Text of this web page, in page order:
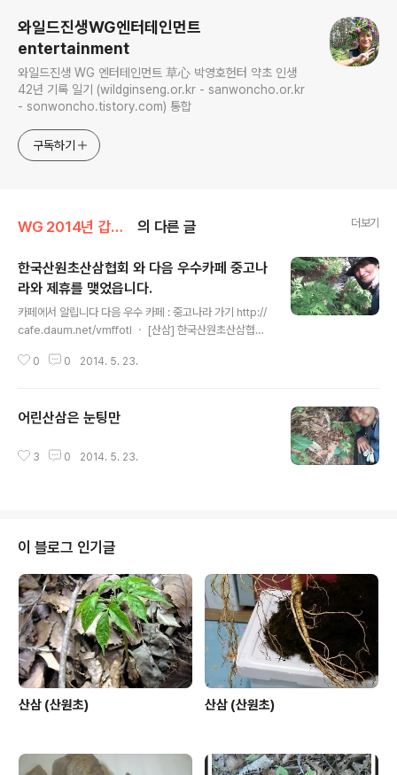
와일드진생WG엔터테인먼트
entertainment
와일드진생 WG 엔터테인먼트 草心 박영호헌터 약초 인생
42년 기록 일기 (wildginseng.or.kr - sanwoncho.or.kr
- sonwoncho.tistory.com) 통합
구독하기
WG 2014년 갑오년 기록 의 다른 글 더보기
한국산원초산삼협회 와 다음 우수카페 중고나
라와 제휴를 맺었읍니다.
카페에서 알립니다 다음 우수 카페 : 중고나라 가기 http://
cafe.daum.net/vmffotl ㆍ [산삼] 한국산원초산삼협회
걸이는 옷걸인데.. 이런 옷걸이 보셨을라나..?? WoW!! 14.
위한 상품등록 게시판 오픈 ☜ ＜안전거래게시판＞ 11.0
약용버섯, 산야초,우리강산약용식물강의.감정서발급 ww
0 0 2014. 5. 23.
어린산삼은 눈팅만
3 0 2014. 5. 23.
이 블로그 인기글
산삼 (산원초) 산삼 (산원초)